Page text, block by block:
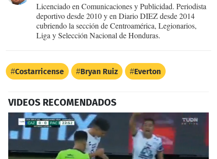
Licenciado en Comunicaciones y Publicidad. Periodista
deportivo desde 2010 y en Diario DIEZ desde 2014
cubriendo la sección de Centroamérica, Legionarios,
Liga y Selección Nacional de Honduras.
Costarricense Bryan Ruiz Everton
VIDEOS RECOMENDADOS